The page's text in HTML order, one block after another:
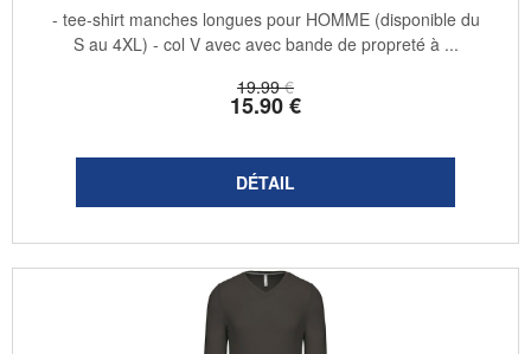
19.99 €
15.90€
- tee-shirt manches longues pour HOMME (disponible du
S au 4XL) - col V avec avec bande de propreté à ...